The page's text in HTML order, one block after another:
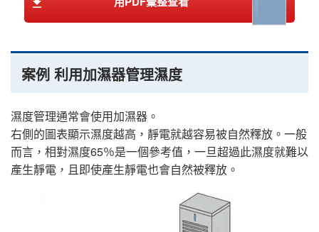
案例 利用加濕器管理濕度
濕度管理通常會使用加濕器。
右側的圖表顯示濕度越高，靜電就越容易被自然釋放。一般
而言，相對濕度65％是一個參考值，一旦超過此濕度就難以
產生靜電，且即使產生靜電也會自然被釋放。